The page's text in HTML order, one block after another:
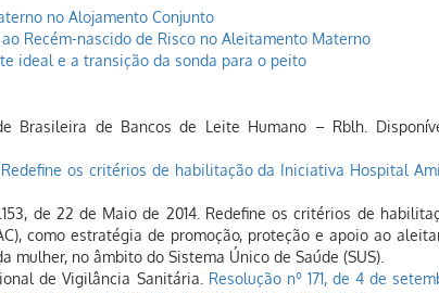
no Alojamento Conjunto
Recém-nascido de Risco no Aleitamento Materno
ideal e a transição da sonda para o peito
Brasileira de Bancos de Leite Humano – Rblh.
Redefine os critérios de habilitação da Iniciativa Hospital
de 22 de Maio de 2014. Redefine os critérios de
como estratégia de promoção, proteção e apoio ao
no âmbito do Sistema Único de Saúde (SUS).
de Vigilância Sanitária. Resolução nº 171, de 4 de